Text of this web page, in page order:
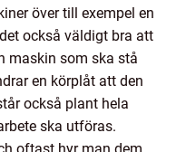
över till exempel en
också väldigt bra att
maskin som ska stå
en körplåt att den
också plant hela
ska utföras.
oftast hyr man dem